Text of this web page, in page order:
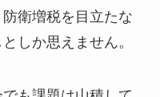
衛増税を目立たな
しか思えません。